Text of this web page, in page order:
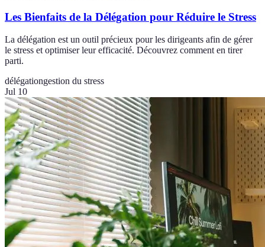
Les Bienfaits de la Délégation pour Réduire le Stress
La délégation est un outil précieux pour les dirigeants afin de gérer
le stress et optimiser leur efficacité. Découvrez comment en tirer
parti.
délégationgestion du stress
Jul 10